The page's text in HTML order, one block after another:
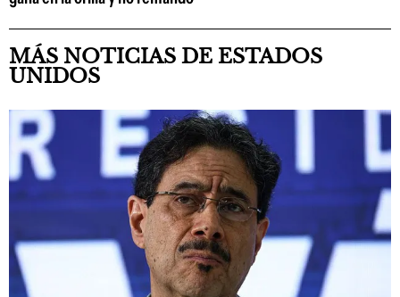
MÁS NOTICIAS DE ESTADOS
UNIDOS